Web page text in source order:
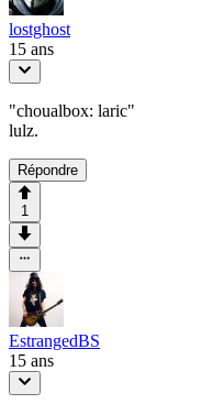
lostghost
15 ans
"choualbox: laric"
lulz.
Répondre
1
EstrangedBS
15 ans